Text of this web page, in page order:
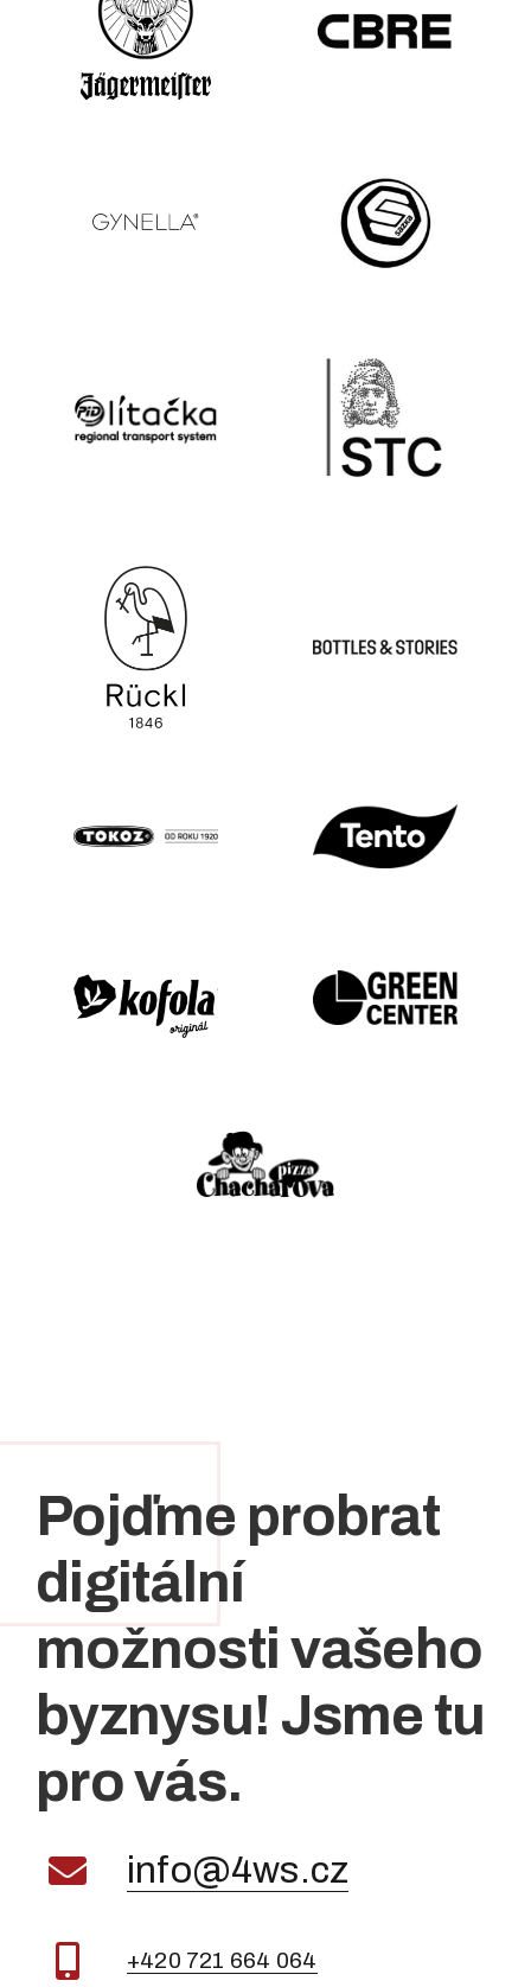
Pojďme probrat
digitální
možnosti vašeho
byznysu! Jsme tu
pro vás.
info@4ws.cz
+420 721 664 064